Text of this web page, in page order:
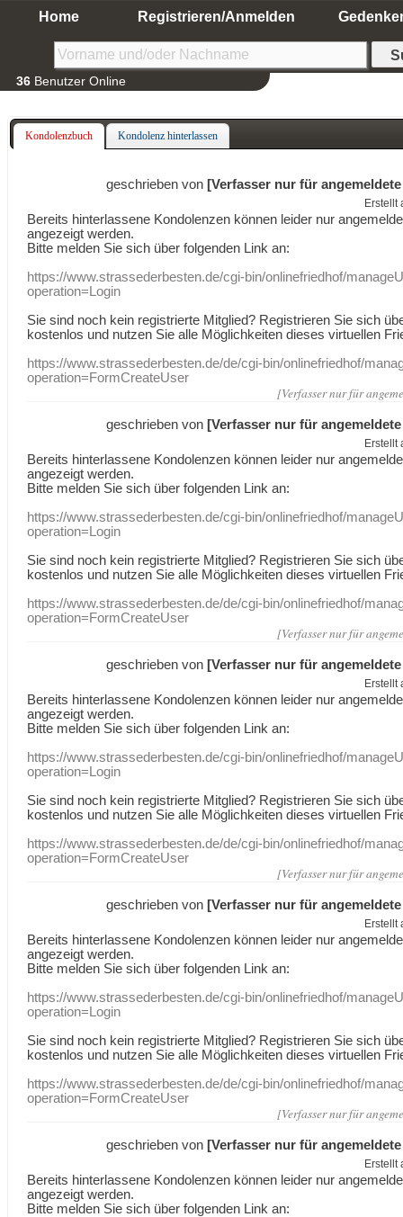
Home Registrieren/Anmelden
36 Benutzer Online
Kondolenzbuch Kondolenz hinterlassen
geschrieben von [Verfasser nur für
Erstellt
Bereits hinterlassene Kondolenzen können leider nur
angezeigt werden.
Bitte melden Sie sich über folgenden Link an:
https://www.strassederbesten.de/cgi-bin/onlinefriedhof/
operation=Login
Sie sind noch kein registrierte Mitglied? Registrieren Sie sich
kostenlos und nutzen Sie alle Möglichkeiten dieses virtuellen
https://www.strassederbesten.de/de/cgi-bin/onlinefriedhof/
operation=FormCreateUser
[Verfasser nur für
geschrieben von [Verfasser nur für
Erstellt
Bereits hinterlassene Kondolenzen können leider nur
angezeigt werden.
Bitte melden Sie sich über folgenden Link an:
https://www.strassederbesten.de/cgi-bin/onlinefriedhof/
operation=Login
Sie sind noch kein registrierte Mitglied? Registrieren Sie sich
kostenlos und nutzen Sie alle Möglichkeiten dieses virtuellen
https://www.strassederbesten.de/de/cgi-bin/onlinefriedhof/
operation=FormCreateUser
[Verfasser nur für
geschrieben von [Verfasser nur für
Erstellt
Bereits hinterlassene Kondolenzen können leider nur
angezeigt werden.
Bitte melden Sie sich über folgenden Link an:
https://www.strassederbesten.de/cgi-bin/onlinefriedhof/
operation=Login
Sie sind noch kein registrierte Mitglied? Registrieren Sie sich
kostenlos und nutzen Sie alle Möglichkeiten dieses virtuellen
https://www.strassederbesten.de/de/cgi-bin/onlinefriedhof/
operation=FormCreateUser
[Verfasser nur für
geschrieben von [Verfasser nur für
Erstellt
Bereits hinterlassene Kondolenzen können leider nur
angezeigt werden.
Bitte melden Sie sich über folgenden Link an:
https://www.strassederbesten.de/cgi-bin/onlinefriedhof/
operation=Login
Sie sind noch kein registrierte Mitglied? Registrieren Sie sich
kostenlos und nutzen Sie alle Möglichkeiten dieses virtuellen
https://www.strassederbesten.de/de/cgi-bin/onlinefriedhof/
operation=FormCreateUser
[Verfasser nur für
geschrieben von [Verfasser nur für
Erstellt
Bereits hinterlassene Kondolenzen können leider nur
angezeigt werden.
Bitte melden Sie sich über folgenden Link an: